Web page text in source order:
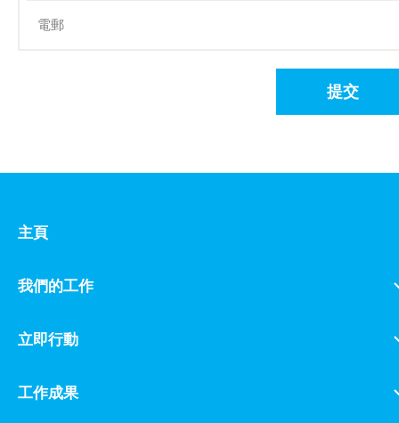
提交
主頁
我們的工作
立即行動
工作成果